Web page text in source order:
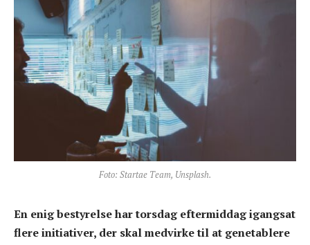
Foto: Startae Team, Unsplash.
En enig bestyrelse har torsdag eftermiddag igangsat
flere initiativer, der skal medvirke til at genetablere